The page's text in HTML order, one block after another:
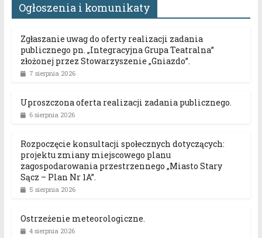
Ogłoszenia i komunikaty
Zgłaszanie uwag do oferty realizacji zadania
publicznego pn. „Integracyjna Grupa Teatralna”
złożonej przez Stowarzyszenie „Gniazdo”.
7 sierpnia 2026
Uproszczona oferta realizacji zadania publicznego.
6 sierpnia 2026
Rozpoczęcie konsultacji społecznych dotyczących:
projektu zmiany miejscowego planu
zagospodarowania przestrzennego „Miasto Stary
Sącz – Plan Nr 1A”.
5 sierpnia 2026
Ostrzeżenie meteorologiczne.
4 sierpnia 2026